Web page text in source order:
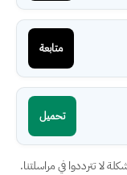
متابعة
تحميل
لا تترددوا في مراسلتنا.